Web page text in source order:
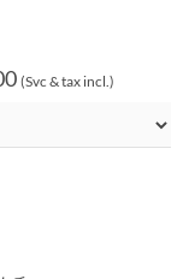
(Svc & tax incl.)